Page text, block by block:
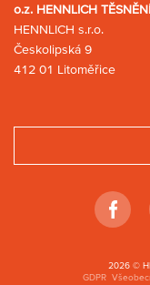
o.z. HENNLICH TĚSNĚNÍ
HENNLICH s.r.o.
Českolipská 9
412 01 Litoměřice
2026 ©
GDPR